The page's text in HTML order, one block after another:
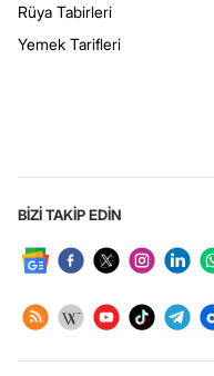
Rüya Tabirleri
Yemek Tarifleri
BİZİ TAKİP EDİN